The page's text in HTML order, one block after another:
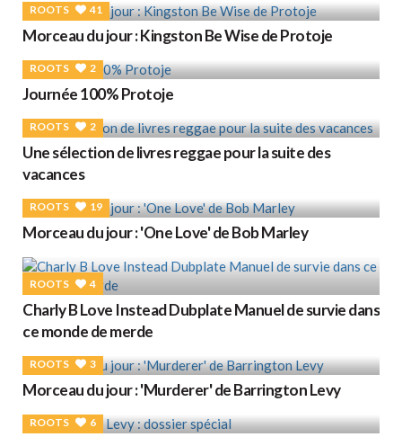
ROOTS 41
Morceau du jour : Kingston Be Wise de Protoje
ROOTS 2
Journée 100% Protoje
ROOTS 2
Une sélection de livres reggae pour la suite des
vacances
ROOTS 19
Morceau du jour : 'One Love' de Bob Marley
ROOTS 4
Charly B Love Instead Dubplate Manuel de survie dans
ce monde de merde
ROOTS 3
Morceau du jour : 'Murderer' de Barrington Levy
ROOTS 6